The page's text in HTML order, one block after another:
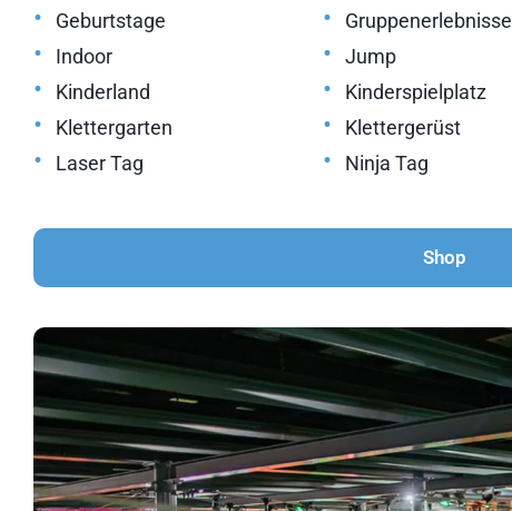
• Geburtstage • Gruppenerlebnisse
• Indoor • Jump
• Kinderland • Kinderspielplatz
• Klettergarten • Klettergerüst
• Laser Tag • Ninja Tag
Shop